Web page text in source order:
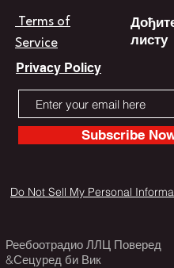
Terms of
Service
листу
Privacy Policy
Subscribe
Do Not Sell My Personal
Реебоотрадио ЛЛЦ Поверед
&Сецуред би Вик